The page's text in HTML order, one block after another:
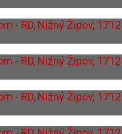
Rodinný dom - RD